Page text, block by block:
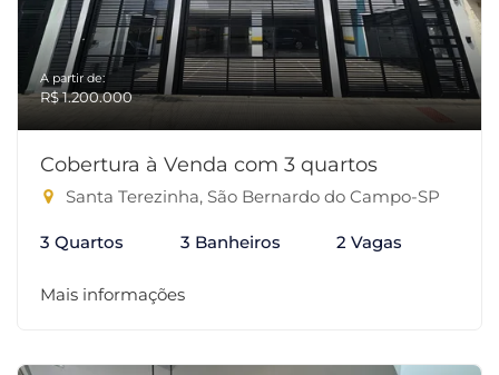
A partir de:
R$ 1.200.000
Cobertura à Venda com 3 quartos
Santa Terezinha, São Bernardo do Campo-SP
3 Quartos 3 Banheiros 2 Vagas
Mais informações